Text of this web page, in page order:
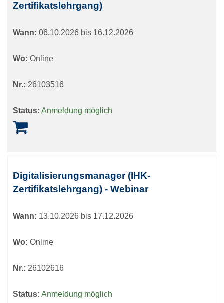
Zertifikatslehrgang)
Wann: 06.10.2026 bis 16.12.2026
Wo: Online
Nr.: 26103516
Status: Anmeldung möglich
Digitalisierungsmanager (IHK-
Zertifikatslehrgang) - Webinar
Wann: 13.10.2026 bis 17.12.2026
Wo: Online
Nr.: 26102616
Status: Anmeldung möglich